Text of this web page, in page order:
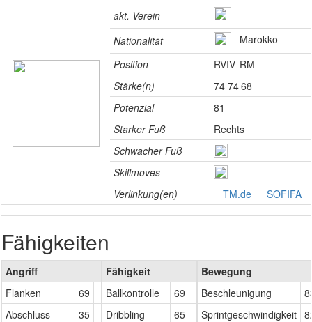
akt. Verein
Nationalität
Marokko
Position
RVIV RM
Stärke(n)
74 7468
Potenzial
81
Starker Fuß
Rechts
Schwacher Fuß
Skillmoves
Verlinkung(en)
TM.de SOFIFA
Fähigkeiten
Angriff
Flanken
69
Abschluss
35
Fähigkeit
Ballkontrolle
69
Dribbling
65
Bewegung
Beschleunigung
Sprintgeschwindigkeit